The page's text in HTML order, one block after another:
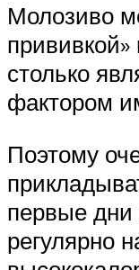
Молозиво
столько
фактором
Поэтому
первые дни
регулярно